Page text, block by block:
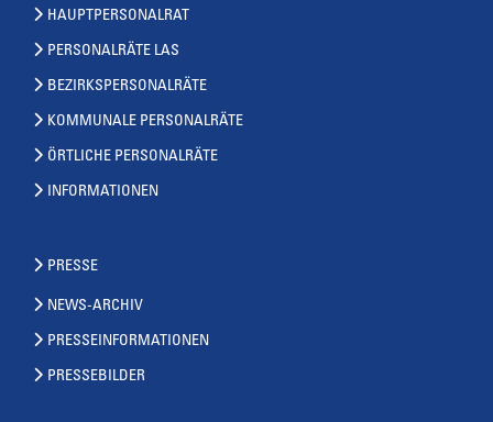
HAUPTPERSONALRAT
PERSONALRÄTE LAS
BEZIRKSPERSONALRÄTE
KOMMUNALE PERSONALRÄTE
ÖRTLICHE PERSONALRÄTE
INFORMATIONEN
PRESSE
NEWS-ARCHIV
PRESSEINFORMATIONEN
PRESSEBILDER